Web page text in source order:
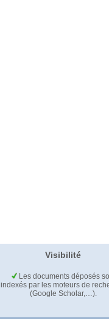
Visibilité
Les documents déposés
indexés par les moteurs de
(Google Scholar,…).